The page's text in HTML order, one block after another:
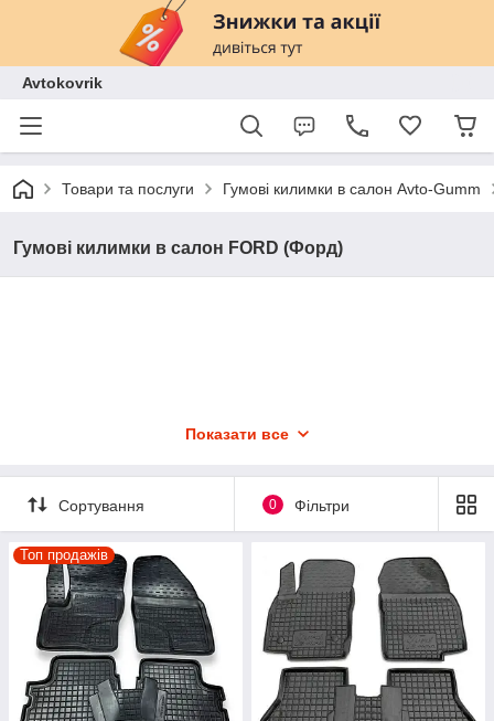
Avtokovrik
Товари та послуги Гумові килимки в салон Avto-Gumm
Гумові килимки в салон FORD (Форд)
Показати все
Сортування 0 Фільтри
Топ продажів